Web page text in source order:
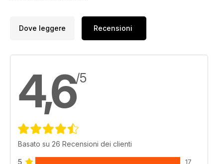
Dove leggere Recensioni
4,6/5
Basato su 26 Recensioni dei clienti
5 17